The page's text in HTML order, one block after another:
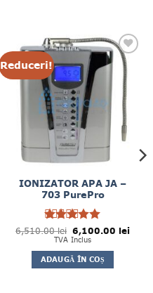
Reduceri!
IONIZATOR APA JA –
703 PurePro
Evaluat la
din 5
6,510.00lei Prețul
inițial
fost:
6,510.00 lei.
6,100.00 leiPrețul
TVA Inclus
ADAUGĂ ÎN COȘ